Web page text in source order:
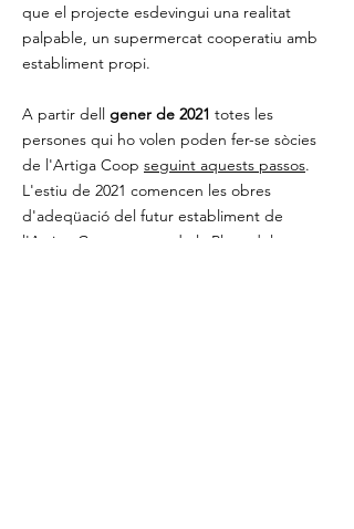
que el projecte esdevingui una realitat
palpable, un supermercat cooperatiu amb
establiment propi.
A partir dell gener de 2021 totes les
persones qui ho volen poden fer-se sòcies
de l'Artiga Coop seguint aquests passos.
L'estiu de 2021 comencen les obres
d'adeqüació del futur establiment de
l'Artiga Coop a tocar de la Plaça del